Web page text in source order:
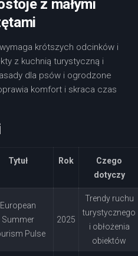
z małymi
krótszych odcinków i
z kuchnią turystyczną i
dla psów i ogrodzone
komfort i skraca czas
Tytuł Rok
Czego
dotyczy
European
Summer
Pulse
2025
Trendy ruchu
turystycznego
i obłożenia
obiektów